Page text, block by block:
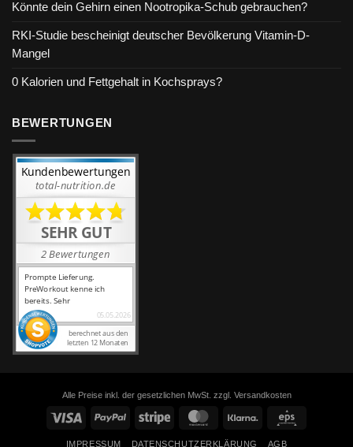
Könnte dein Gehirn einen Nootropika-Schub gebrauchen?
RKI-Studie bescheinigt deutscher Bevölkerung Vitamin-D-
Mangel
0 Kalorien und Fettgehalt in Kochsprays?
BEWERTUNGEN
Alle Preise inkl. der gesetzlichen MwSt. zzgl. Versandkosten
Visa PayPal Stripe MasterCard Klarna
IMPRESSUM DATENSCHUTZERKLÄRUNG AGB